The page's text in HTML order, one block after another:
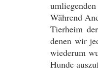
Während
Tierheim
denen wir
wiederum
Hunde